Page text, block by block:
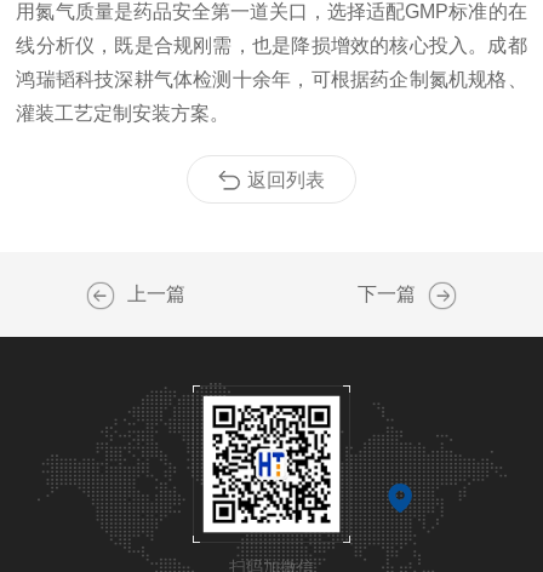
用氮气质量是药品安全第一道关口，选择适配GMP标准的在
线分析仪，既是合规刚需，也是降损增效的核心投入。成都
鸿瑞韬科技深耕气体检测十余年，可根据药企制氮机规格、
灌装工艺定制安装方案。
返回列表
上一篇 下一篇
扫码加微信